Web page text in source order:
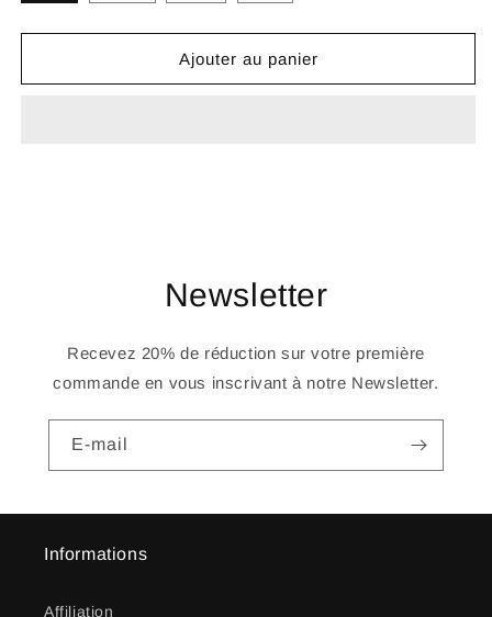
Ajouter au panier
Newsletter
Recevez 20% de réduction sur votre première
commande en vous inscrivant à notre Newsletter.
E-mail
Informations
Affiliation